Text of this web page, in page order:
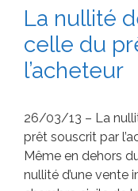
La nullité
celle du
l’acheteur
26/03/13 – La
prêt souscrit par
Même en dehors
nullité d’une vente
Méta